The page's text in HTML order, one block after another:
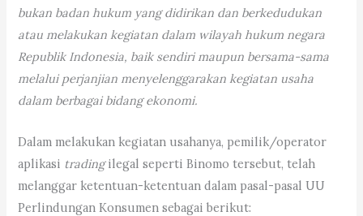
bukan badan hukum yang didirikan dan berkedudukan
atau melakukan kegiatan dalam wilayah hukum negara
Republik Indonesia, baik sendiri maupun bersama-sama
melalui perjanjian menyelenggarakan kegiatan usaha
dalam berbagai bidang ekonomi.
Dalam melakukan kegiatan usahanya, pemilik/operator
aplikasi tradingilegal seperti Binomo tersebut, telah
melanggar ketentuan-ketentuan dalam pasal-pasal UU
Perlindungan Konsumen sebagai berikut: